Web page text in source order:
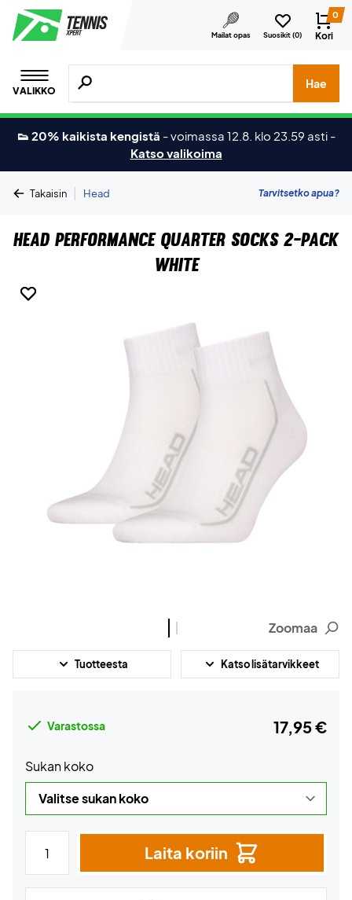
Mailat opas Suosikit (0)
0
Kori
VALIKKO
Hae tuotteita, merkkejä jne.
Hae
👟 20% kaikista kengistä -voimassa 12.8. klo 23.59 asti -
Katso valikoima
Takaisin | Head Tarvitsetko apua?
Head Performance Quarter Socks 2-Pack
White
Zoomaa
Tuotteesta Katso lisätarvikkeet
Varastossa 17,95 €
Sukan koko
Laita koriin